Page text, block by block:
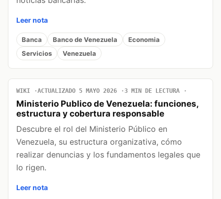
Leer nota
Banca Banco de Venezuela
Economia
Servicios
Venezuela
WIKI ACTUALIZADO 5 MAYO 2026 3 MIN DE LECTURA
Ministerio Publico de Venezuela: funciones,
estructura y cobertura responsable
Descubre el rol del Ministerio Público en
Venezuela, su estructura organizativa, cómo
realizar denuncias y los fundamentos legales que
lo rigen.
Leer nota